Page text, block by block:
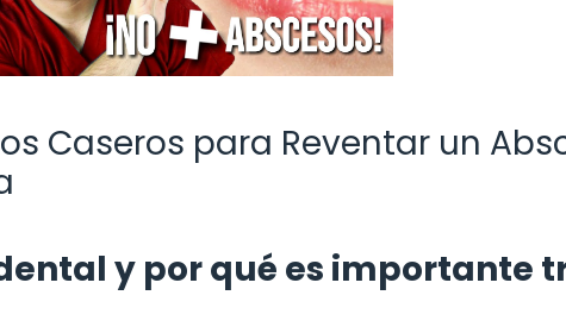
Caseros para Reventar un
y por qué es importante